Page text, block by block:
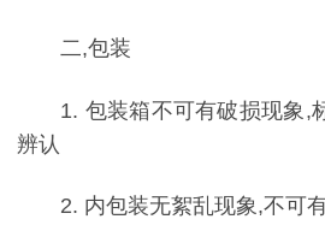
二,包装
1. 包装箱不可有破损现象,
辨认
2. 内包装无絮乱现象,不可